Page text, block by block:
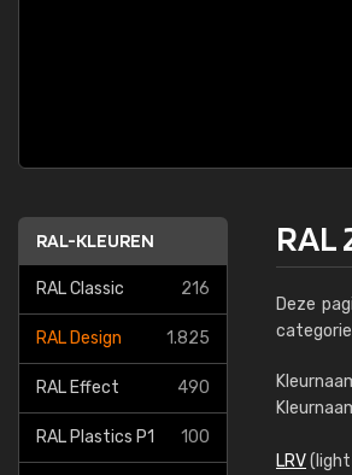
RAL-KLEUREN
RAL Classic 216
RAL Design 1.825
RAL Effect 490
RAL Plastics P1 100
RAL
Deze
categorie
LRV